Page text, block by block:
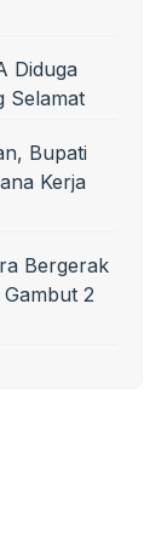
Diduga
Selamat
Bupati
Kerja
Bergerak
2